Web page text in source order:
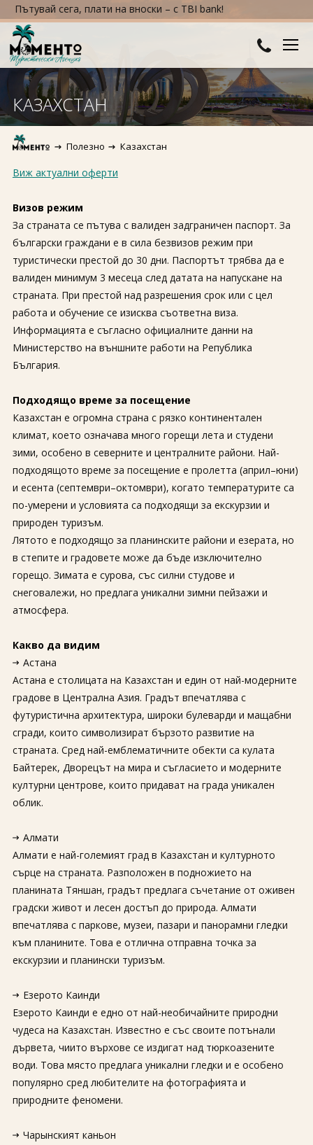
сега, плати на вноски – с TBI bank!
ДЕСТИНАЦИИ
Австралия и Океания
Азия
Африка
Европа
Северна Америка
Южна Америка
ХОТЕЛИ
Хотели в България
Хотели в Турция
КРУИЗИ
ПРАЗНИЦИ
Великден
Коледа
Нова година
ПОЛЕЗНО
КОНТАКТИ
За нас
Полезно
Документи
Магазин
Общи условия
ЗАПИТВАНЕ
КАЗАХСТАН
Полезно Казахстан
Виж актуални оферти
Визов режим
За страната се пътува с валиден задграничен паспорт. За
български граждани е в сила безвизов режим при
туристически престой до 30 дни. Паспортът трябва да е
валиден минимум 3 месеца след датата на напускане на
страната. При престой над разрешения срок или с цел
работа и обучение се изисква съответна виза.
Информацията е съгласно официалните данни на
Министерство на външните работи на Република
България.
Подходящо време за посещение
Казахстан е огромна страна с рязко континентален
климат, което означава много горещи лета и студени
зими, особено в северните и централните райони. Най-
подходящото време за посещение е пролетта (април–юни)
и есента (септември–октомври), когато температурите са
по-умерени и условията са подходящи за екскурзии и
природен туризъм.
Лятото е подходящо за планинските райони и езерата, но
в степите и градовете може да бъде изключително
горещо. Зимата е сурова, със силни студове и
снеговалежи, но предлага уникални зимни пейзажи и
атмосфера.
Какво да видим
Астана
Астана е столицата на Казахстан и един от най-модерните
градове в Централна Азия. Градът впечатлява с
футуристична архитектура, широки булеварди и мащабни
сгради, които символизират бързото развитие на
страната. Сред най-емблематичните обекти са кулата
Байтерек, Дворецът на мира и съгласието и модерните
културни центрове, които придават на града уникален
облик.
Алмати
Алмати е най-големият град в Казахстан и културното
сърце на страната. Разположен в подножието на
планината Тяншан, градът предлага съчетание от оживен
градски живот и лесен достъп до природа. Алмати
впечатлява с паркове, музеи, пазари и панорамни гледки
към планините. Това е отлична отправна точка за
екскурзии и планински туризъм.
Езерото Каинди
Езерото Каинди е едно от най-необичайните природни
чудеса на Казахстан. Известно е със своите потънали
дървета, чиито върхове се издигат над тюркоазените
води. Това място предлага уникални гледки и е особено
популярно сред любителите на фотографията и
природните феномени.
Чарынският каньон